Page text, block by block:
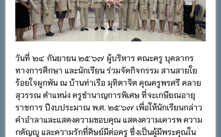
วันที่ ๒๔ กันยายน ๒๕๖๗ ผู้บริหาร คณะครู บุคลากร
ทางการศึกษา และนักเรียน ร่วมจัดกิจกรรม สานสายใย
ร้อยใจผูกพัน ณ บ้านท่าเรือ มุทิตาจิต คุณครูพรศรี คลาย
สุวรรณ ตำแหน่ง ครูชำนาญการพิเศษ ที่จะเกษียณอายุ
ราชการ ปีงบประมาณ พ.ศ. ๒๕๖๗ เพื่อให้นักเรียนกล่าว
คำอำลาและแสดงความขอบคุณ แสดงความเคารพ ความ
กตัญญู และความรักที่ศิษย์มีต่อครู ซึ่งเป็นผู้มีพระคุณใน